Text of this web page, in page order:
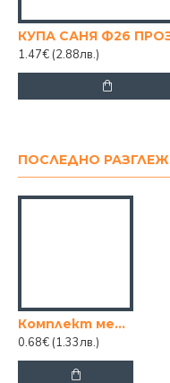
1.47€ (2.88лв.)
ПОСЛЕДНО
Комплект метални фиби за коса – 32 броя черни извити фиби
0.68€ (1.33лв.)